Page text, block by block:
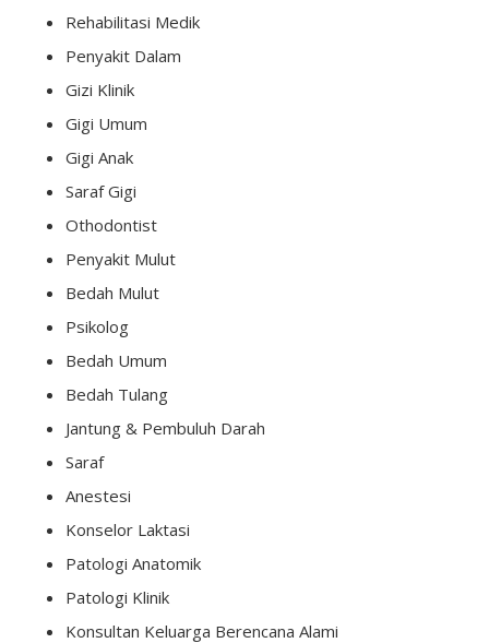
Rehabilitasi Medik
Penyakit Dalam
Gizi Klinik
Gigi Umum
Gigi Anak
Saraf Gigi
Othodontist
Penyakit Mulut
Bedah Mulut
Psikolog
Bedah Umum
Bedah Tulang
Jantung & Pembuluh Darah
Saraf
Anestesi
Konselor Laktasi
Patologi Anatomik
Patologi Klinik
Konsultan Keluarga Berencana Alami